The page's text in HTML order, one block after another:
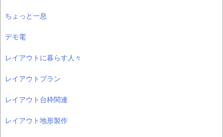
ちょっと一息
デモ電
レイアウトに暮らす人々
レイアウトプラン
レイアウト台枠関連
レイアウト地形製作